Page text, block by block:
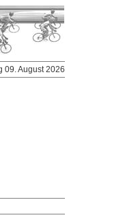
09. August 2026